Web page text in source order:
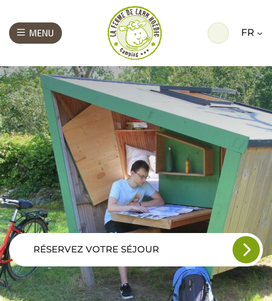
MENU FR
RÉSERVEZ VOTRE SÉJOUR